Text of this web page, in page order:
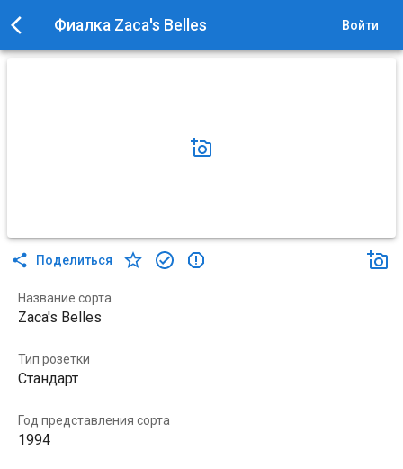
Фиалка Zaca's Belles Войти
Поделиться
Название сорта
Zaca's Belles
Тип розетки
Стандарт
Год представления сорта
1994